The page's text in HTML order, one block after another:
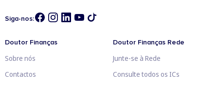
Siga-nos:
Doutor Finanças
Sobre nós
Contactos
Doutor Finanças Rede
Junte-se à Rede
Consulte todos os ICs